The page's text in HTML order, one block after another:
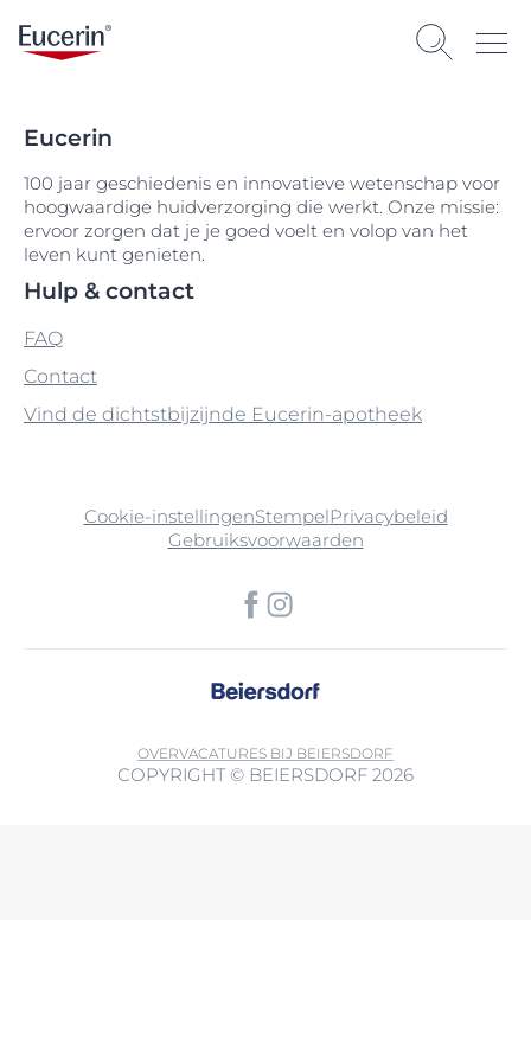
Eucerin
100 jaar geschiedenis en innovatieve wetenschap voor
hoogwaardige huidverzorging die werkt. Onze missie:
ervoor zorgen dat je je goed voelt en volop van het
leven kunt genieten.
Hulp & contact
FAQ
Contact
Vind de dichtstbijzijnde Eucerin-apotheek
Cookie-instellingenStempelPrivacybeleid
Gebruiksvoorwaarden
OVERVACATURES BIJ BEIERSDORF
COPYRIGHT © BEIERSDORF 2026